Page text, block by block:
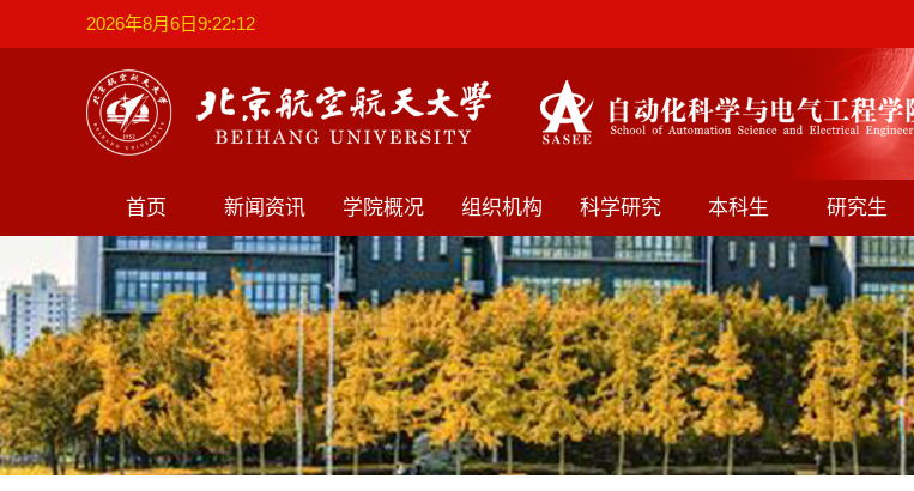
2026年8月6日9:22:12
首页 新闻资讯 学院概况 组织机构 科学研究 本科生 研究生